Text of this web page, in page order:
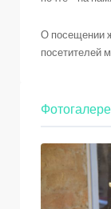
О посещении
посетителей